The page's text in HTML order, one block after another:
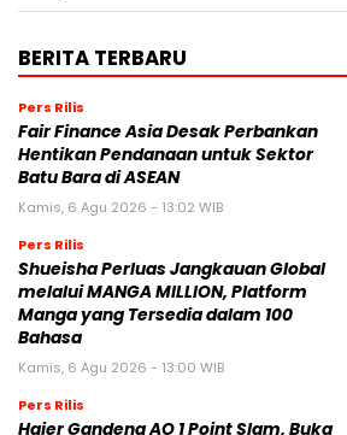
BERITA TERBARU
Pers Rilis
Fair Finance Asia Desak Perbankan
Hentikan Pendanaan untuk Sektor
Batu Bara di ASEAN
Kamis, 6 Agu 2026 - 13:02 WIB
Pers Rilis
Shueisha Perluas Jangkauan Global
melalui MANGA MILLION, Platform
Manga yang Tersedia dalam 100
Bahasa
Kamis, 6 Agu 2026 - 13:00 WIB
Pers Rilis
Haier Gandeng AO 1 Point Slam, Buka